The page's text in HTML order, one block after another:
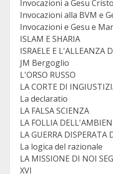
Invocazioni a Gesu
Invocazioni alla BVM e
Invocazioni e Gesu e
ISLAM E SHARIA
ISRAELE E L'ALLEANZA
JM Bergoglio
L'ORSO RUSSO
LA CORTE DI
La declaratio
LA FALSA SCIENZA
LA FOLLIA
LA GUERRA DISPERATA
La logica del razionale
LA MISSIONE DI NOI
XVI